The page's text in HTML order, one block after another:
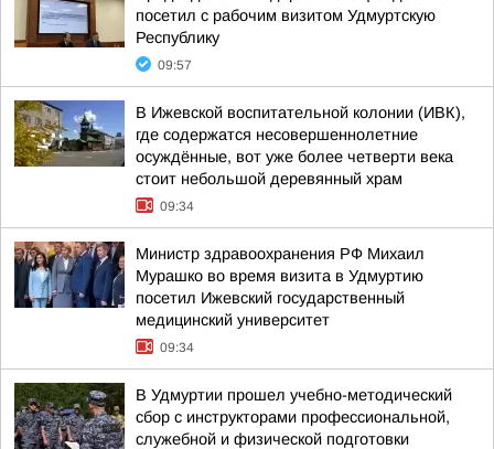
посетил с рабочим визитом Удмуртскую
Республику
09:57
В Ижевской воспитательной колонии (ИВК),
где содержатся несовершеннолетние
осуждённые, вот уже более четверти века
стоит небольшой деревянный храм
09:34
Министр здравоохранения РФ Михаил
Мурашко во время визита в Удмуртию
посетил Ижевский государственный
медицинский университет
09:34
В Удмуртии прошел учебно-методический
сбор с инструкторами профессиональной,
служебной и физической подготовки